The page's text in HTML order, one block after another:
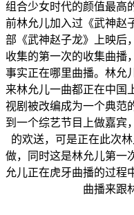
组合少女时代的颜值最高
前林允儿加入过《武神赵
部《武神赵子龙》上映后
收集的第一次的收集曲播
事实正在哪里曲播。林允
来林允儿一曲都正在中国
视剧被改编成为一个典范
到一个综艺节目上做嘉宾
的欢送，可是正在此次
做，同时这是林允儿第一
允儿正在虎牙曲播的过程
曲播来跟